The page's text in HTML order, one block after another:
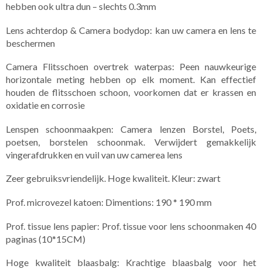
hebben ook ultra dun – slechts 0.3mm
Lens achterdop & Camera bodydop: kan uw camera en lens te
beschermen
Camera Flitsschoen overtrek waterpas: Peen nauwkeurige
horizontale meting hebben op elk moment. Kan effectief
houden de flitsschoen schoon, voorkomen dat er krassen en
oxidatie en corrosie
Lenspen schoonmaakpen: Camera lenzen Borstel, Poets,
poetsen, borstelen schoonmak. Verwijdert gemakkelijk
vingerafdrukken en vuil van uw camerea lens
Zeer gebruiksvriendelijk. Hoge kwaliteit. Kleur: zwart
Prof. microvezel katoen: Dimentions: 190 * 190 mm
Prof. tissue lens papier: Prof. tissue voor lens schoonmaken 40
paginas (10*15CM)
Hoge kwaliteit blaasbalg: Krachtige blaasbalg voor het